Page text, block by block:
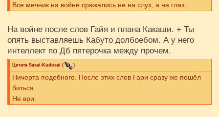
Все мечник на войне сражались не на слух, а на глаз.
На войне после слов Гайя и плана Какаши. + Ты
опять выставляешь Кабуто долбоебом. А у него
интеллект по Дб пятерочка между прочем.
Цитата Sasai-Kudosai ( )
Ничерта подобного. После этих слов Гари сразу же пошёл
биться.
Не ври.